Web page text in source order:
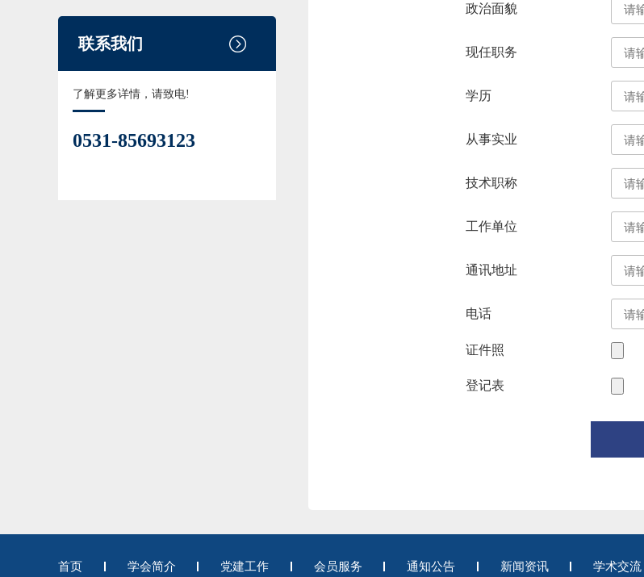
联系我们
了解更多详情，请致电!
0531-85693123
政治面貌
现任职务
学历
从事实业
技术职称
工作单位
通讯地址
电话
证件照
登记表
首页 学会简介 党建工作 会员服务 通知公告 新闻资讯 学术交流